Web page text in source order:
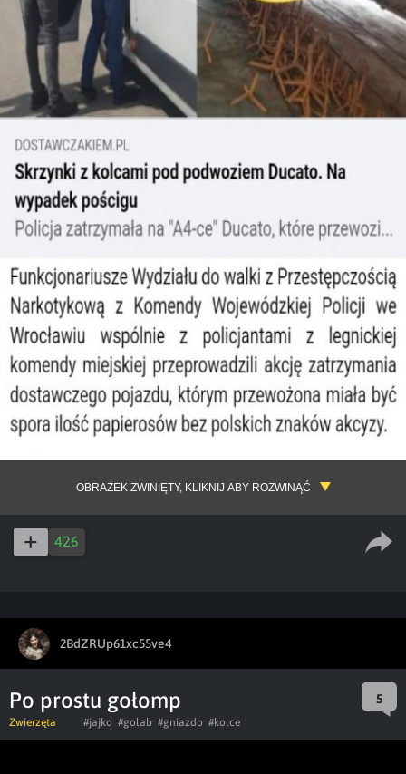
OBRAZEK ZWINIĘTY, KLIKNIJ ABY ROZWINĄĆ
426
2BdZRUp61xc55ve4
Po prostu gołomp 5
Zwierzęta #jajko #golab #gniazdo #kolce